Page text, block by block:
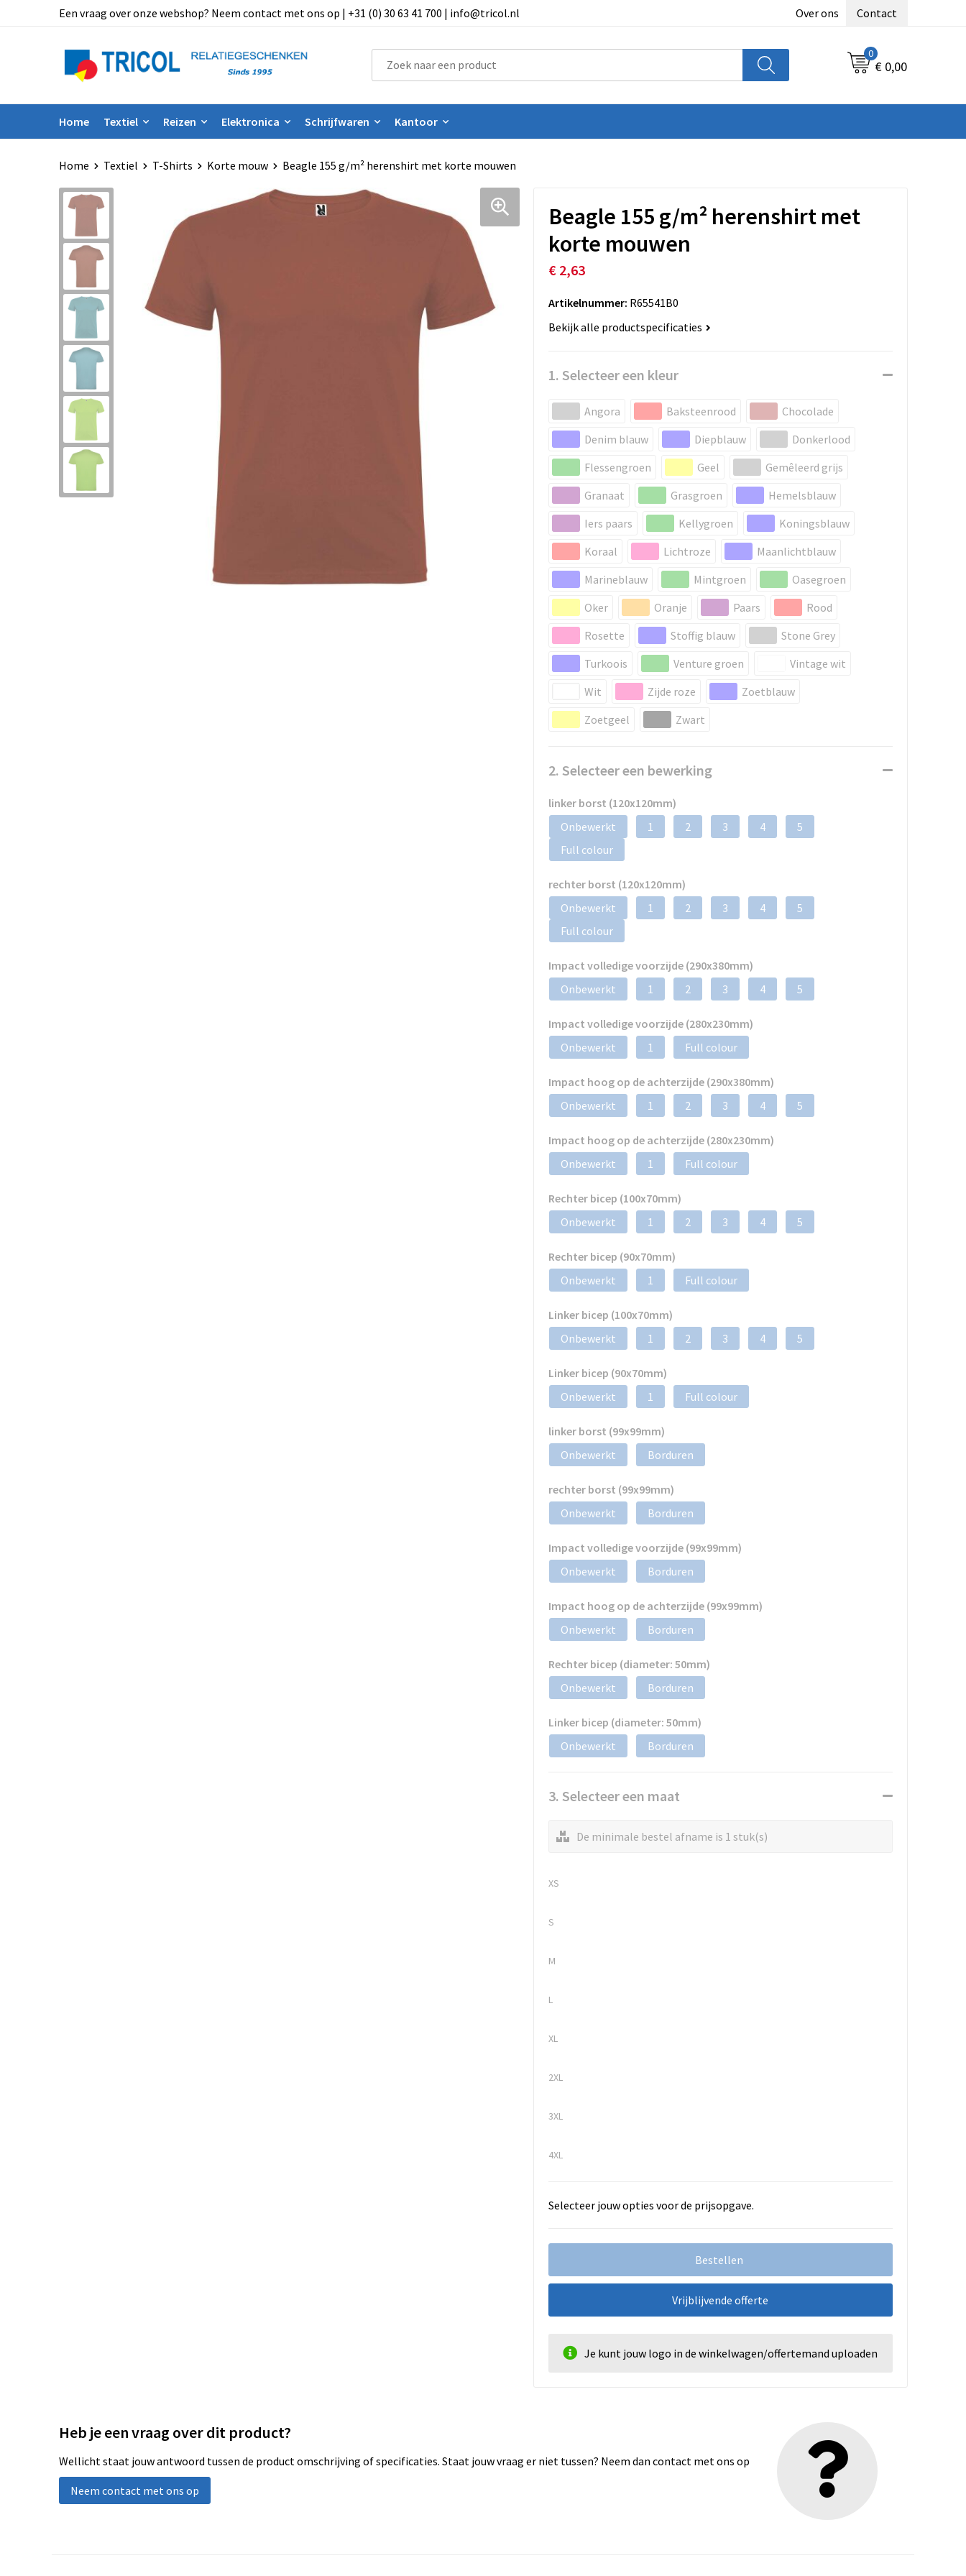
Een vraag over onze webshop? Neem contact met ons op | +31 (0) 30 63 41 700 | info@tricol.nl Over ons Contact
0
€ 0,00
Home Textiel Reizen Elektronica Schrijfwaren Kantoor
Home Textiel T-Shirts Korte mouw Beagle 155 g/m² herenshirt met korte mouwen
Beagle 155 g/m² herenshirt met
korte mouwen
€ 2,63
Artikelnummer: R65541B0
Bekijk alle productspecificaties
1. Selecteer een kleur
Angora Baksteenrood
Chocolade
Denim blauw
Diepblauw
Donkerlood
Flessengroen
Geel
Gemêleerd grijs
Granaat
Grasgroen
Hemelsblauw
Iers paars
Kellygroen
Koningsblauw
Koraal
Lichtroze
Maanlichtblauw
Marineblauw
Mintgroen
Oasegroen
Oker
Oranje Paars
Rood
Rosette
Stoffig blauw
Stone Grey
Turkoois
Venture groen
Vintage wit
Wit
Zijde roze
Zoetblauw
Zoetgeel
Zwart
2. Selecteer een bewerking
linker borst (120x120mm)
Onbewerkt
1 2 3 4
5
Full colour
rechter borst (120x120mm)
Onbewerkt
1 2 3 4
5
Full colour
Impact volledige voorzijde (290x380mm)
Onbewerkt
1 2 3 4 5
Impact volledige voorzijde (280x230mm)
Onbewerkt
1 Full colour
Impact hoog op de achterzijde (290x380mm)
Onbewerkt
1 2 3 4 5
Impact hoog op de achterzijde (280x230mm)
Onbewerkt
1 Full colour
Rechter bicep (100x70mm)
Onbewerkt
1 2 3 4 5
Rechter bicep (90x70mm)
Onbewerkt
1 Full colour
Linker bicep (100x70mm)
Onbewerkt
1 2 3 4 5
Linker bicep (90x70mm)
Onbewerkt
1 Full colour
linker borst (99x99mm)
Onbewerkt
Borduren
rechter borst (99x99mm)
Onbewerkt
Borduren
Impact volledige voorzijde (99x99mm)
Onbewerkt
Borduren
Impact hoog op de achterzijde (99x99mm)
Onbewerkt
Borduren
Rechter bicep (diameter: 50mm)
Onbewerkt
Borduren
Linker bicep (diameter: 50mm)
Onbewerkt
Borduren
3. Selecteer een maat
De minimale bestel afname is 1 stuk(s)
XS
S
M
L
XL
2XL
3XL
4XL
Selecteer jouw opties voor de prijsopgave.
Bestellen
Vrijblijvende offerte
Je kunt jouw logo in de winkelwagen/offertemand uploaden
Heb je een vraag over dit product?
Wellicht staat jouw antwoord tussen de product omschrijving of specificaties. Staat jouw vraag er niet tussen? Neem dan contact met ons op
Neem contact met ons op